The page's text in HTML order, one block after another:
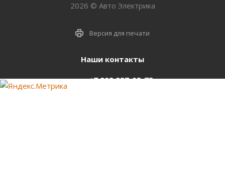
2026 © Авто Электрика
Версия для печати
Наши контакты
+7 903 937-05-75